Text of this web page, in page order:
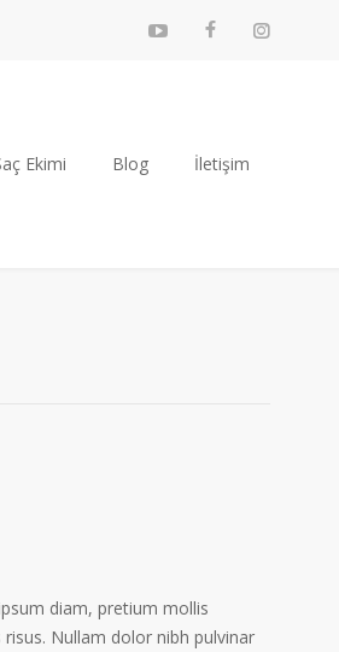
Ekimi Blog İletişim
diam, pretium mollis
risus. Nullam dolor nibh pulvinar